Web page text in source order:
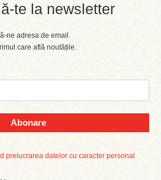
te la newsletter
ne adresa de email
care află noutățile.
Abonare
prelucrarea datelor cu caracter personal